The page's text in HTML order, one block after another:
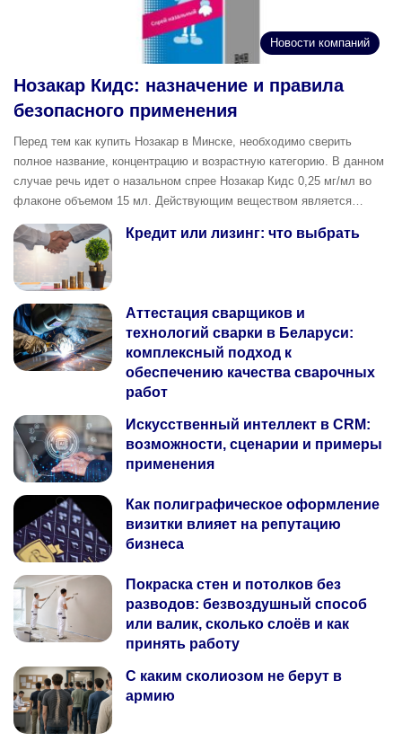
Новости компаний
Нозакар Кидс: назначение и правила
безопасного применения
Перед тем как купить Нозакар в Минске, необходимо сверить
полное название, концентрацию и возрастную категорию. В данном
случае речь идет о назальном спрее Нозакар Кидс 0,25 мг/мл во
флаконе объемом 15 мл. Действующим веществом является…
Кредит или лизинг: что выбрать
Аттестация сварщиков и
технологий сварки в Беларуси:
комплексный подход к
обеспечению качества сварочных
работ
Искусственный интеллект в CRM:
возможности, сценарии и примеры
применения
Как полиграфическое оформление
визитки влияет на репутацию
бизнеса
Покраска стен и потолков без
разводов: безвоздушный способ
или валик, сколько слоёв и как
принять работу
С каким сколиозом не берут в
армию